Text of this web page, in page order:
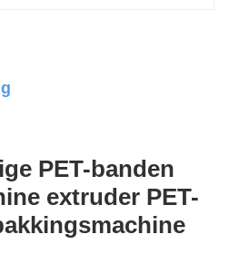
PET-banden
extruder PET-